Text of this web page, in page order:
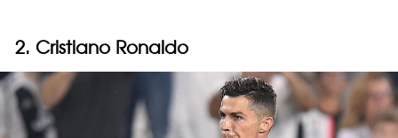
2. Cristiano Ronaldo